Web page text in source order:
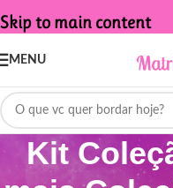
Skip to main content
MENU
Kit